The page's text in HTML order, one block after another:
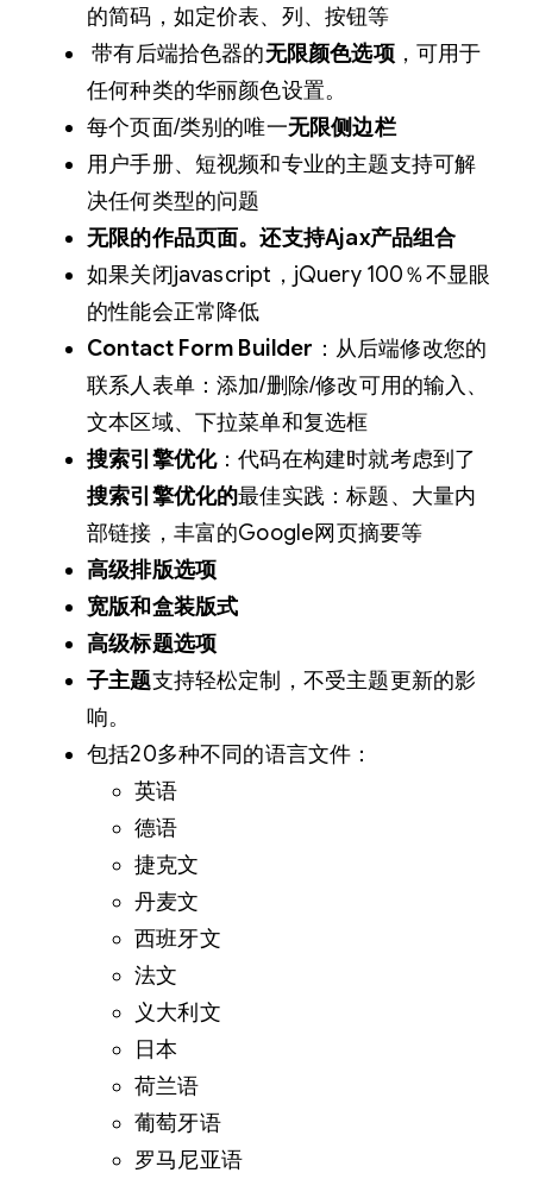
的简码，如定价表、列、按钮等
带有后端拾色器的无限颜色选项，可用于
任何种类的华丽颜色设置。
每个页面/类别的唯一无限侧边栏
用户手册、短视频和专业的主题支持可解
决任何类型的问题
无限的作品页面。还支持Ajax产品组合
如果关闭javascript，jQuery 100％不显眼
的性能会正常降低
Contact Form Builder ：从后端修改您的
联系人表单：添加/删除/修改可用的输入、
文本区域、下拉菜单和复选框
搜索引擎优化：代码在构建时就考虑到了
搜索引擎优化的最佳实践：标题、大量内
部链接，丰富的Google网页摘要等
高级排版选项
宽版和盒装版式
高级标题选项
子主题支持轻松定制，不受主题更新的影
响。
包括20多种不同的语言文件：
英语
德语
捷克文
丹麦文
西班牙文
法文
义大利文
日本
荷兰语
葡萄牙语
罗马尼亚语